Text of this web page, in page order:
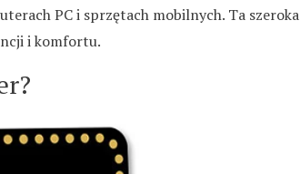
PC i sprzętach mobilnych. Ta szeroka
i komfortu.